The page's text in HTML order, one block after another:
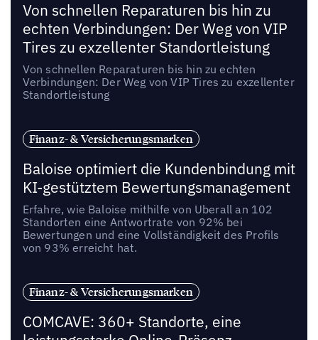
Von schnellen Reparaturen bis hin zu
echten Verbindungen: Der Weg von VIP
Tires zu exzellenter Standortleistung
Von schnellen Reparaturen bis hin zu echten
Verbindungen: Der Weg von VIP Tires zu exzellenter
Standortleistung
Finanz- & Versicherungsmarken
Baloise optimiert die Kundenbindung mit
KI-gestütztem Bewertungsmanagement
Erfahre, wie Baloise mithilfe von Uberall an 102
Standorten eine Antwortrate von 92% bei
Bewertungen und eine Vollständigkeit des Profils
von 93% erreicht hat.
Finanz- & Versicherungsmarken
COMCAVE: 360+ Standorte, eine